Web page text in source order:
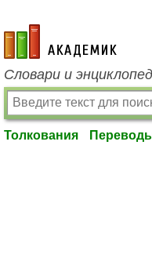
academic.ru
Словари и
Толкования